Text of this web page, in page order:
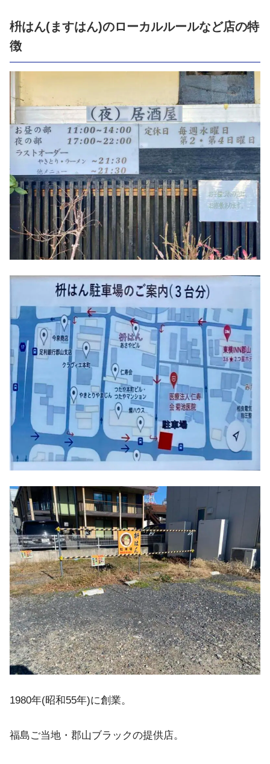
枡はん(ますはん)のローカルルールなど店の特
徴
1980年(昭和55年)に創業。
福島ご当地・郡山ブラックの提供店。